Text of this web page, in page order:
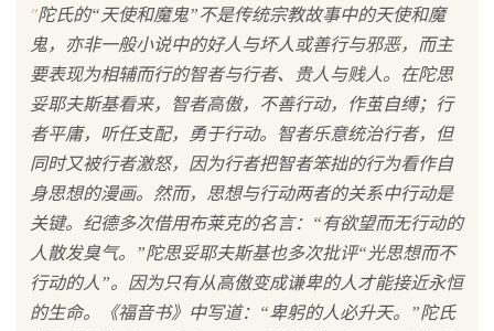
"陀氏的“天使和魔鬼”不是传统宗教故事中的天使和魔
鬼，亦非一般小说中的好人与坏人或善行与邪恶，而主
要表现为相辅而行的智者与行者、贵人与贱人。在陀思
妥耶夫斯基看来，智者高傲，不善行动，作茧自缚；行
者平庸，听任支配，勇于行动。智者乐意统治行者，但
同时又被行者激怒，因为行者把智者笨拙的行为看作自
身思想的漫画。然而，思想与行动两者的关系中行动是
关键。纪德多次借用布莱克的名言：“有欲望而无行动的
人散发臭气。”陀思妥耶夫斯基也多次批评“光思想而不
行动的人”。因为只有从高傲变成谦卑的人才能接近永恒
的生命。《福音书》中写道：“卑躬的人必升天。”陀氏